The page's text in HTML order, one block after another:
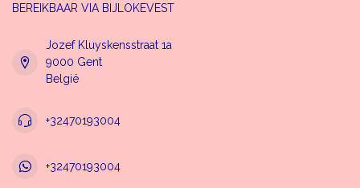
BEREIKBAAR VIA BIJLOKEVEST
Jozef Kluyskensstraat 1a
9000 Gent
België
+32470193004
+32470193004